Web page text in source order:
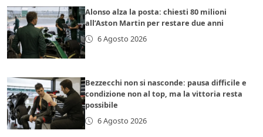
Alonso alza la posta: chiesti 80 milioni
all’Aston Martin per restare due anni
6 Agosto 2026
Bezzecchi non si nasconde: pausa difficile e
condizione non al top, ma la vittoria resta
possibile
6 Agosto 2026